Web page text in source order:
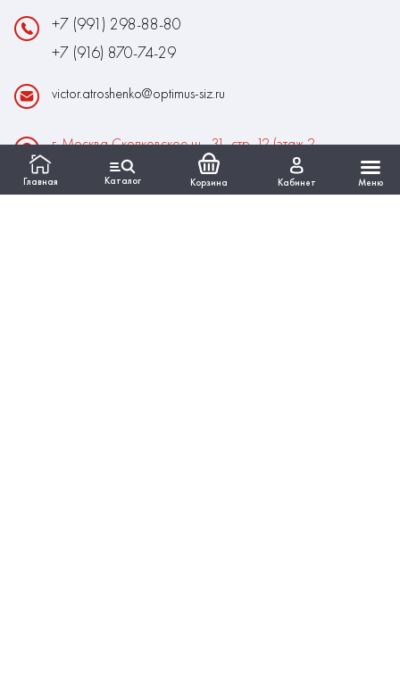
Главная Каталог Корзина Кабинет Меню
+7 (991) 298-88-80
+7 (916) 870-74-29
victor.atroshenko@optimus-siz.ru
г. Москва Сколковское ш., 31, стр. 12 (этаж 2,
помещение 22)
Время работы: